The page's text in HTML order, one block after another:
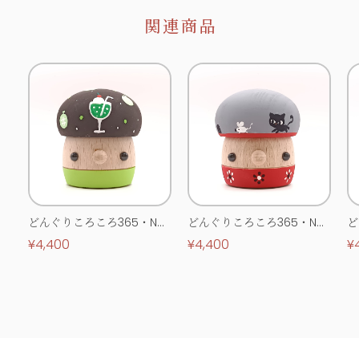
関連商品
どんぐりころころ365・No.
0513
¥4,400
どんぐりころころ365・No.
0514
¥4,400